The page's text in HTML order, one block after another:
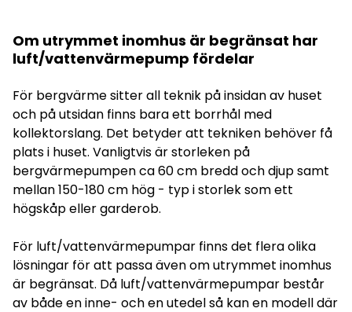
Om utrymmet inomhus är begränsat har
luft/vattenvärmepump fördelar
För bergvärme sitter all teknik på insidan av huset
och på utsidan finns bara ett borrhål med
kollektorslang. Det betyder att tekniken behöver få
plats i huset. Vanligtvis är storleken på
bergvärmepumpen ca 60 cm bredd och djup samt
mellan 150-180 cm hög - typ i storlek som ett
högskåp eller garderob.
För luft/vattenvärmepumpar finns det flera olika
lösningar för att passa även om utrymmet inomhus
är begränsat. Då luft/vattenvärmepumpar består
av både en inne- och en utedel så kan en modell där